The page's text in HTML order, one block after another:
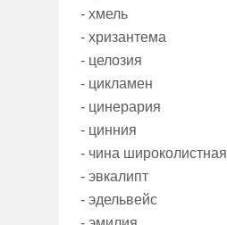
- хмель
- хризантема
- целозия
- цикламен
- цинерария
- цинния
- чина широколистная
- эвкалипт
- эдельвейс